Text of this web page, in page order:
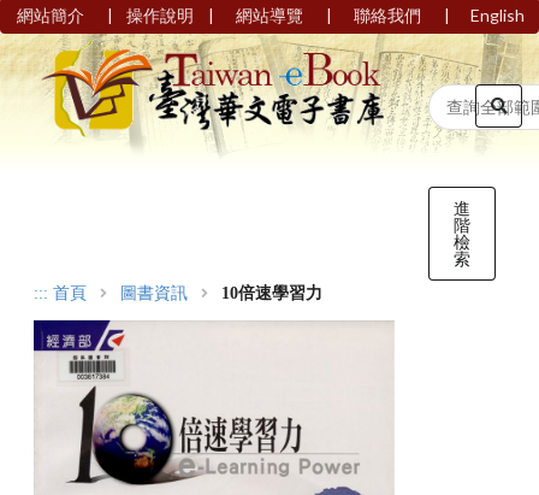
網站簡介 | 操作說明 | 網站導覽 | 聯絡我們 | English
進
階
檢
索
::: 首頁 圖書資訊 10倍速學習力